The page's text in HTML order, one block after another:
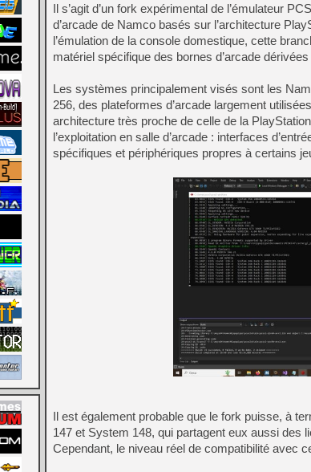
Il s’agit d’un fork expérimental de l’émulateur
d’arcade de Namco basés sur l’architecture
l’émulation de la console domestique, cette
matériel spécifique des bornes d’arcade
Les systèmes principalement visés sont les
256, des plateformes d’arcade largement
architecture très proche de celle de la
l’exploitation en salle d’arcade : interfaces
spécifiques et périphériques propres à certains
Il est également probable que le fork puisse, à
147 et System 148, qui partagent eux aussi des
Cependant, le niveau réel de compatibilité avec